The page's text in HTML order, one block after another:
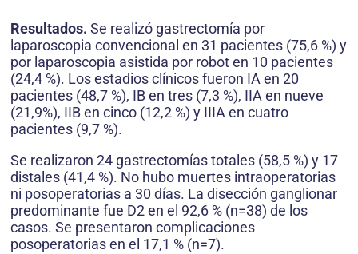
Resultados. Se realizó gastrectomía por
laparoscopia convencional en 31 pacientes (75,6 %) y
por laparoscopia asistida por robot en 10 pacientes
(24,4 %). Los estadios clínicos fueron IA en 20
pacientes (48,7 %), IB en tres (7,3 %), IIA en nueve
(21,9%), IIB en cinco (12,2 %) y IIIA en cuatro
pacientes (9,7 %).
Se realizaron 24 gastrectomías totales (58,5 %) y 17
distales (41,4 %). No hubo muertes intraoperatorias
ni posoperatorias a 30 días. La disección ganglionar
predominante fue D2 en el 92,6 % (n=38) de los
casos. Se presentaron complicaciones
posoperatorias en el 17,1 % (n=7).